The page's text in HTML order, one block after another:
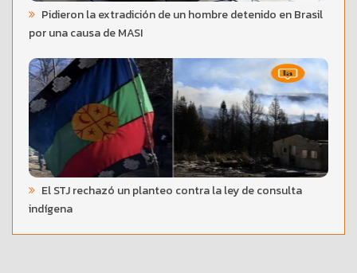
Pidieron la extradición de un hombre detenido en Brasil
por una causa de MASI
El STJ rechazó un planteo contra la ley de consulta
indígena